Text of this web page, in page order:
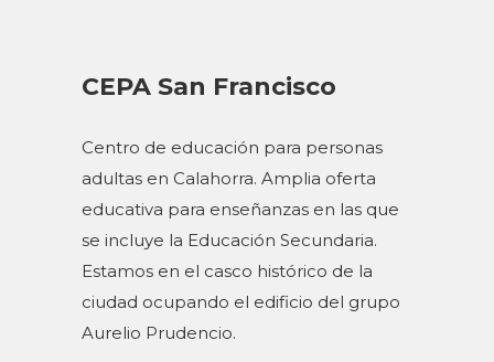
CEPA San Francisco
Centro de educación para personas
adultas en Calahorra. Amplia oferta
educativa para enseñanzas en las que
se incluye la Educación Secundaria.
Estamos en el casco histórico de la
ciudad ocupando el edificio del grupo
Aurelio Prudencio.